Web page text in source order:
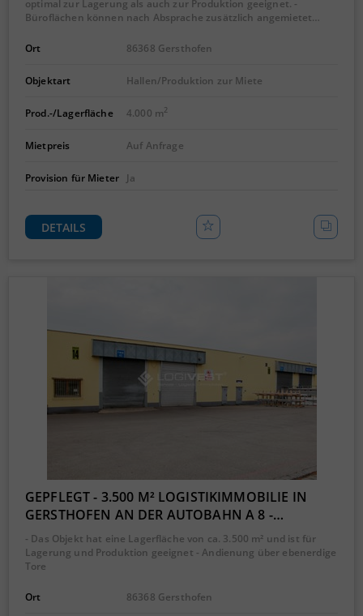
optimal zur Lagerung als auch zur Produktion geeignet. -
Büroflächen können nach Absprache zusätzlich angemietet…
Ort 86368 Gersthofen
Objektart Hallen/Produktion zur Miete
Prod.-/Lagerfläche 4.000 m2
Mietpreis Auf Anfrage
Provision für Mieter Ja
DETAILS
GEPFLEGT - 3.500 M² LOGISTIKIMMOBILIE IN
GERSTHOFEN AN DER AUTOBAHN A 8 -…
- Das Objekt hat eine Lagerfläche von ca. 3.500 m² und ist für
Lagerung und Produktion geeignet - Andienung über ebenerdige
Tore
Ort 86368 Gersthofen